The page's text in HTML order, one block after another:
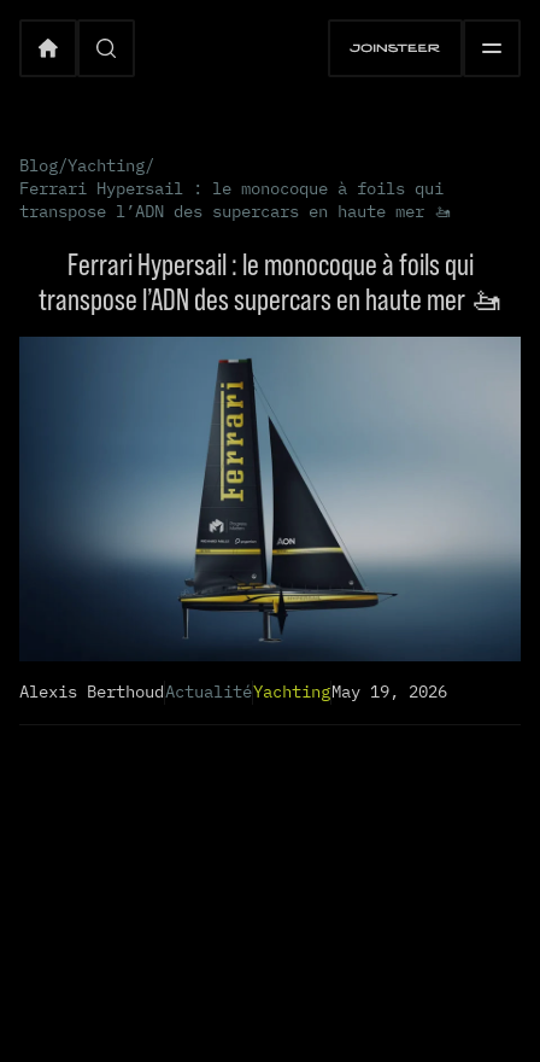
Blog/Yachting/
Ferrari Hypersail : le monocoque à foils qui
transpose l’ADN des supercars en haute mer 🚤
Ferrari Hypersail : le monocoque à foils qui
transpose l’ADN des supercars en haute mer 🚤
Alexis BerthoudActualitéYachtingMay 19, 2026